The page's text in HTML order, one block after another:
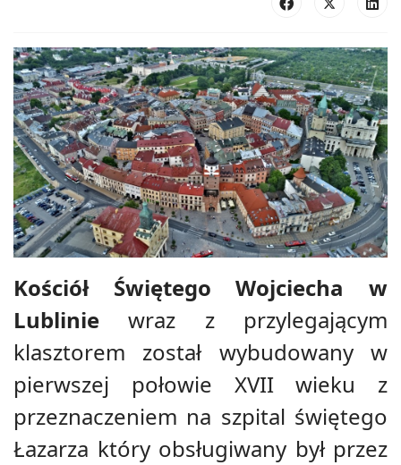
Kościół Świętego Wojciecha w
Lublinie wraz z przylegającym
klasztorem został wybudowany w
pierwszej połowie XVII wieku z
przeznaczeniem na szpital świętego
Łazarza który obsługiwany był przez